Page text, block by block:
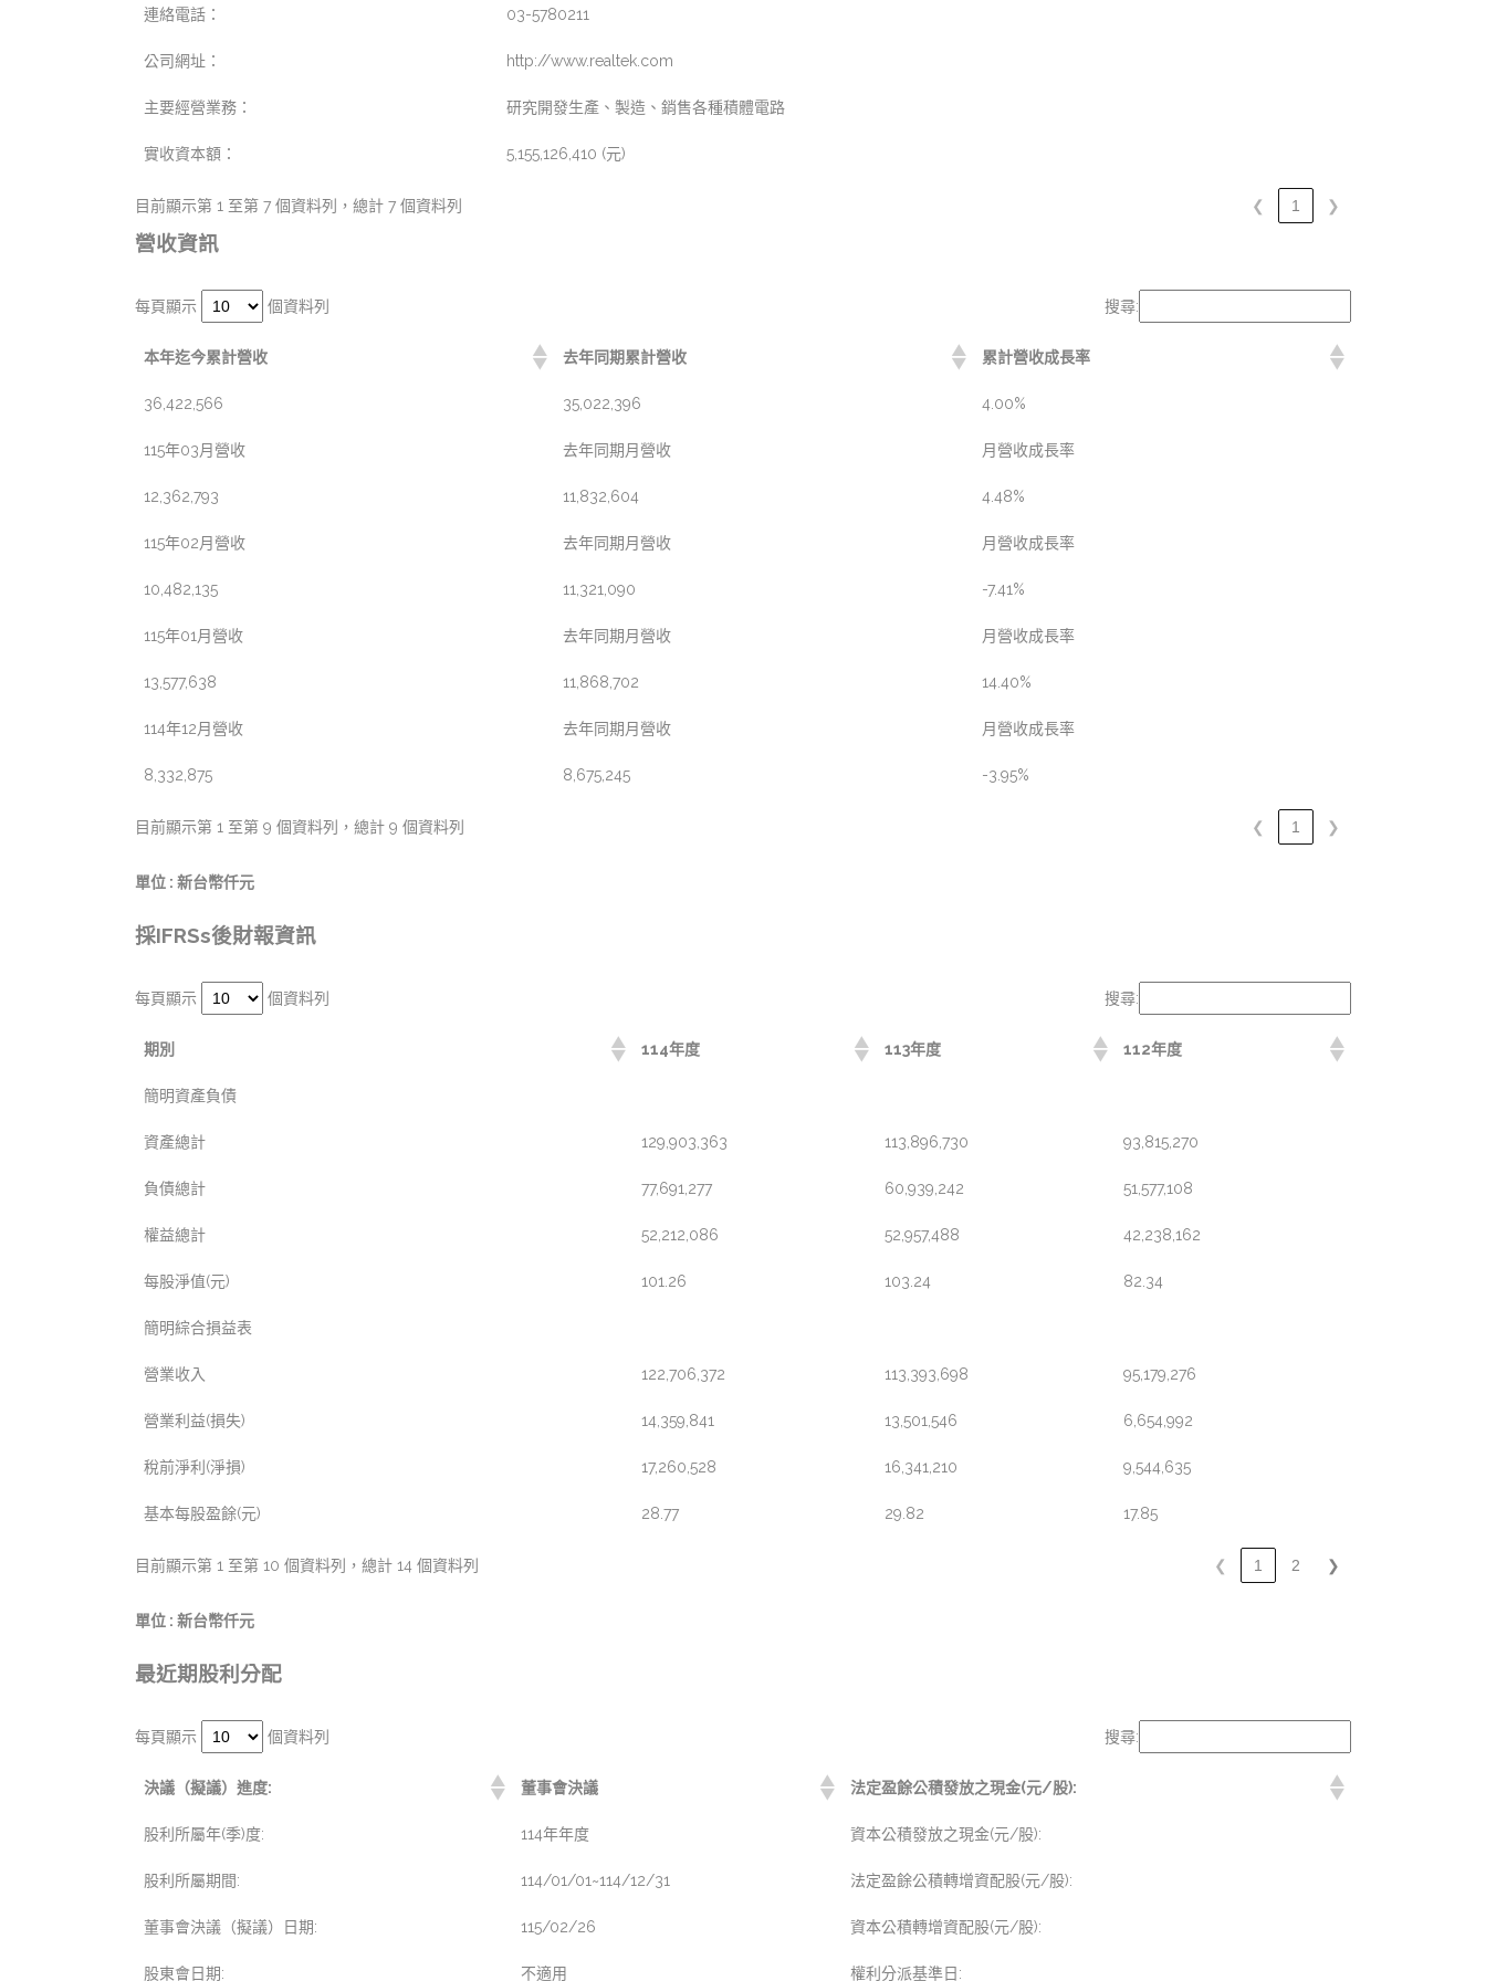
連絡電話： 03-5780211
公司網址： http://www.realtek.com
主要經營業務： 研究開發生產、製造、銷售各種積體電路
實收資本額： 5,155,126,410 (元)
目前顯示第 1 至第 7 個資料列，總計 7 個資料列 ❮ 1 ❯
營收資訊
每頁顯示 個資料列 搜尋:
本年迄今累計營收 去年同期累計營收 累計營收成長率
36,422,566 35,022,396 4.00%
115年03月營收 去年同期月營收 月營收成長率
12,362,793 11,832,604 4.48%
115年02月營收 去年同期月營收 月營收成長率
10,482,135 11,321,090 -7.41%
115年01月營收 去年同期月營收 月營收成長率
13,577,638 11,868,702 14.40%
114年12月營收 去年同期月營收 月營收成長率
8,332,875 8,675,245 -3.95%
目前顯示第 1 至第 9 個資料列，總計 9 個資料列 ❮ 1 ❯
單位 : 新台幣仟元
採IFRSs後財報資訊
每頁顯示 個資料列 搜尋:
期別 114年度 113年度 112年度
簡明資產負債
資產總計 129,903,363 113,896,730 93,815,270
負債總計 77,691,277 60,939,242 51,577,108
權益總計 52,212,086 52,957,488 42,238,162
每股淨值(元) 101.26 103.24 82.34
簡明綜合損益表
營業收入 122,706,372 113,393,698 95,179,276
營業利益(損失) 14,359,841 13,501,546 6,654,992
稅前淨利(淨損) 17,260,528 16,341,210 9,544,635
基本每股盈餘(元) 28.77 29.82 17.85
目前顯示第 1 至第 10 個資料列，總計 14 個資料列 ❮ 1 2 ❯
單位 : 新台幣仟元
最近期股利分配
每頁顯示 個資料列 搜尋:
決議（擬議）進度: 董事會決議 法定盈餘公積發放之現金(元/股):
股利所屬年(季)度: 114年年度 資本公積發放之現金(元/股):
股利所屬期間: 114/01/01~114/12/31 法定盈餘公積轉增資配股(元/股):
董事會決議（擬議）日期: 115/02/26 資本公積轉增資配股(元/股):
股東會日期: 不適用 權利分派基準日: